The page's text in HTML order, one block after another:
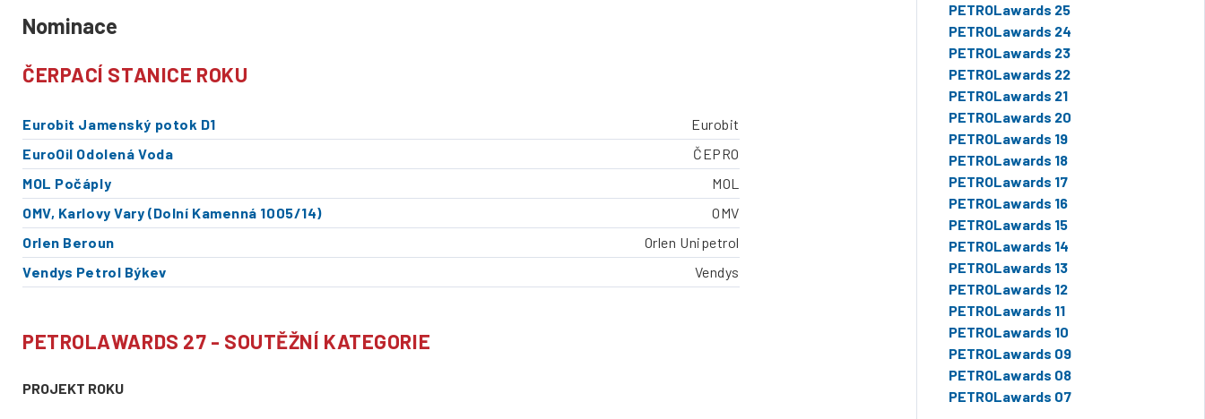
Nominace
ČERPACÍ STANICE ROKU
Eurobit Jamenský potok D1
Eurobit
EuroOil Odolená Voda
ČEPRO
MOL Počáply
MOL
OMV, Karlovy Vary (Dolní Kamenná 1005/14)
OMV
Orlen Beroun
Orlen Unipetrol
Vendys Petrol Býkev
Vendys
PETROLAWARDS 27 - SOUTĚŽNÍ KATEGORIE
PROJEKT ROKU
PETROLawards 25
PETROLawards 24
PETROLawards 23
PETROLawards 22
PETROLawards 21
PETROLawards 20
PETROLawards 19
PETROLawards 18
PETROLawards 17
PETROLawards 16
PETROLawards 15
PETROLawards 14
PETROLawards 13
PETROLawards 12
PETROLawards 11
PETROLawards 10
PETROLawards 09
PETROLawards 08
PETROLawards 07